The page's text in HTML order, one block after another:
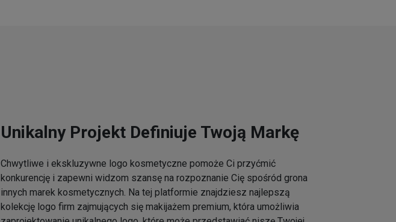
Unikalny Projekt Definiuje Twoją Markę
Chwytliwe i ekskluzywne logo kosmetyczne pomoże Ci przyćmić
konkurencję i zapewni widzom szansę na rozpoznanie Cię spośród grona
innych marek kosmetycznych. Na tej platformie znajdziesz najlepszą
kolekcję logo firm zajmujących się makijażem premium, która umożliwia